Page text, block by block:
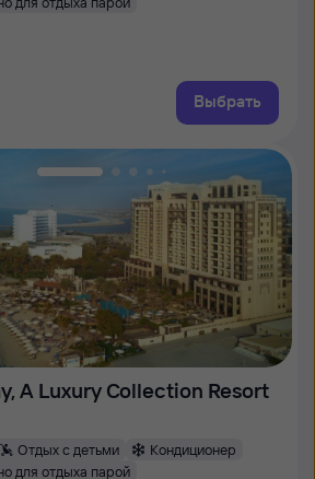
Выбрать
A Luxury Collection Resort
Отдых с детьми
Кондиционер
для отдыха парой